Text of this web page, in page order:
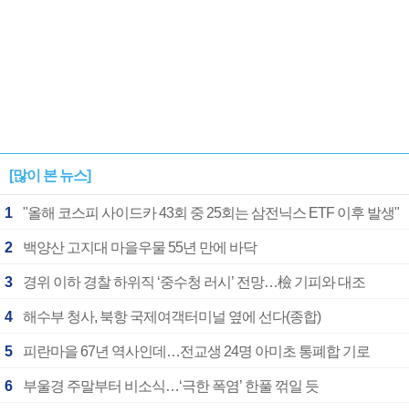
[많이 본 뉴스]
1 "올해 코스피 사이드카 43회 중 25회는 삼전닉스 ETF 이후 발생"
2 백양산 고지대 마을우물 55년 만에 바닥
3 경위 이하 경찰 하위직 ‘중수청 러시’ 전망…檢 기피와 대조
4 해수부 청사, 북항 국제여객터미널 옆에 선다(종합)
5 피란마을 67년 역사인데…전교생 24명 아미초 통폐합 기로
6 부울경 주말부터 비소식…‘극한 폭염’ 한풀 꺾일 듯